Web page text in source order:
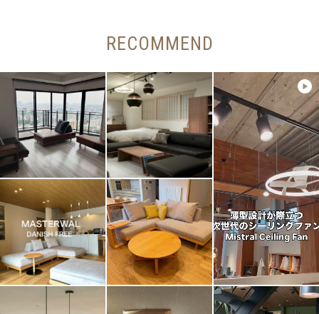
RECOMMEND